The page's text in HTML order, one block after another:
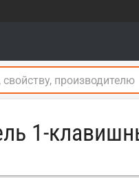
1-